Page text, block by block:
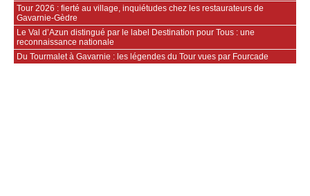
Tour 2026 : fierté au village, inquiétudes chez les restaurateurs de
Gavarnie‑Gèdre
Le Val d’Azun distingué par le label Destination pour Tous : une
reconnaissance nationale
Du Tourmalet à Gavarnie : les légendes du Tour vues par Fourcade